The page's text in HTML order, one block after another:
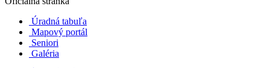
Úradná tabuľa
Mapový portál
Seniori
Galéria